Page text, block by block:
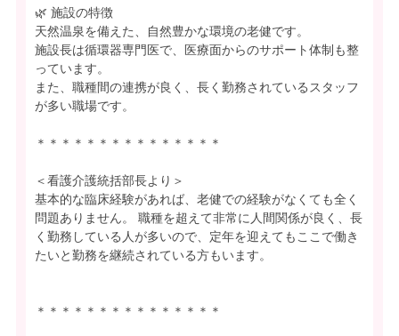
🌿 施設の特徴
天然温泉を備えた、自然豊かな環境の老健です。
施設長は循環器専門医で、医療面からのサポート体制も整
っています。
また、職種間の連携が良く、長く勤務されているスタッフ
が多い職場です。
＊＊＊＊＊＊＊＊＊＊＊＊＊＊＊
＜看護介護統括部長より＞
基本的な臨床経験があれば、老健での経験がなくても全く
問題ありません。 職種を超えて非常に人間関係が良く、長
く勤務している人が多いので、定年を迎えてもここで働き
たいと勤務を継続されている方もいます。
＊＊＊＊＊＊＊＊＊＊＊＊＊＊＊